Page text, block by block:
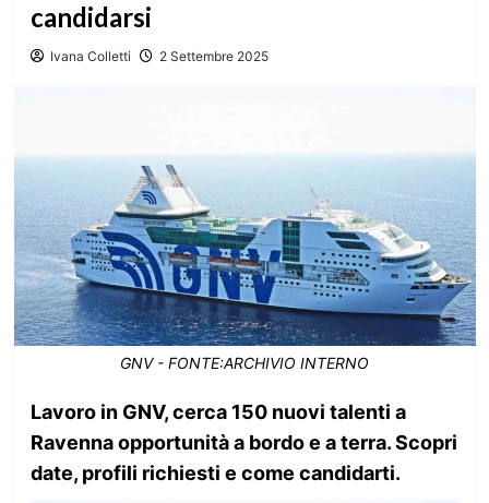
candidarsi
Ivana Colletti 2 Settembre 2025
GNV - FONTE:ARCHIVIO INTERNO
Lavoro in GNV, cerca 150 nuovi talenti a
Ravenna opportunità a bordo e a terra. Scopri
date, profili richiesti e come candidarti.